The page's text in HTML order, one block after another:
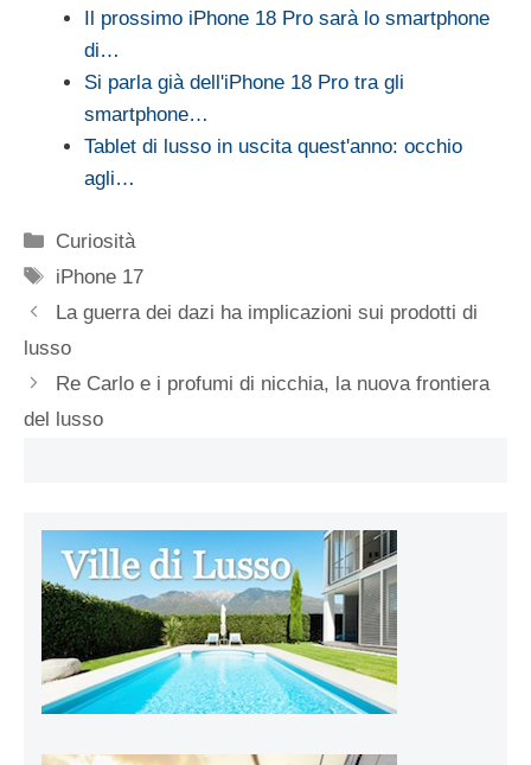
Il prossimo iPhone 18 Pro sarà lo smartphone
di…
Si parla già dell'iPhone 18 Pro tra gli
smartphone…
Tablet di lusso in uscita quest'anno: occhio
agli…
Categorie
Curiosità
Tag
iPhone 17
La guerra dei dazi ha implicazioni sui prodotti di
lusso
Re Carlo e i profumi di nicchia, la nuova frontiera
del lusso